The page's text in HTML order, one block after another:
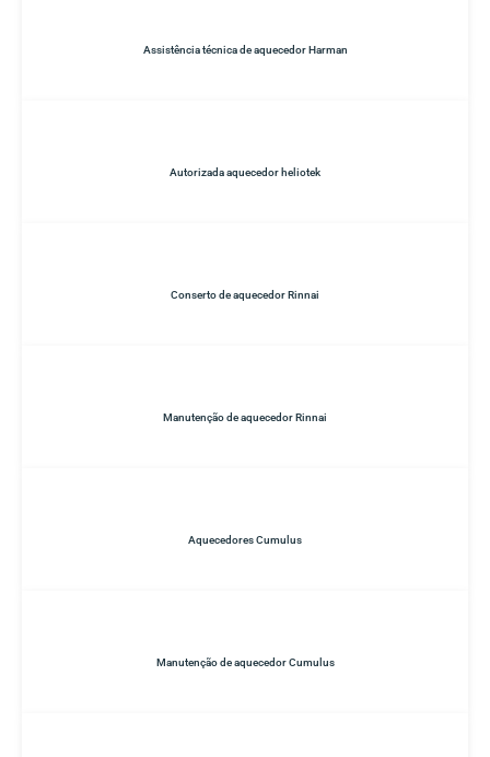
Assistência técnica de aquecedor Harman
Autorizada aquecedor heliotek
Conserto de aquecedor Rinnai
Manutenção de aquecedor Rinnai
Aquecedores Cumulus
Manutenção de aquecedor Cumulus